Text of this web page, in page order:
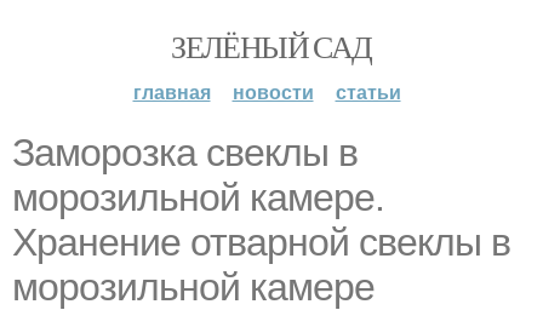
ЗЕЛЁНЫЙ САД
главная новости статьи
Заморозка свеклы в
морозильной камере.
Хранение отварной свеклы в
морозильной камере